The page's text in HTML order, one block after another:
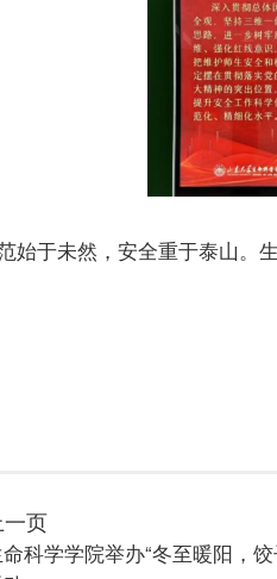
始于未然，安全重于泰山。
页
科学学院举办“冬至暖阳，